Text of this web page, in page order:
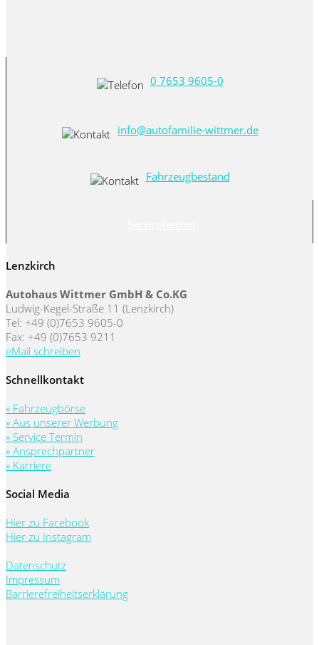
0 7653 9605-0
info@autofamilie-wittmer.de
Fahrzeugbestand
Lenzkirch
Autohaus Wittmer GmbH & Co.KG
Ludwig-Kegel-Straße 11 (Lenzkirch)
Tel: +49 (0)7653 9605-0
Fax: +49 (0)7653 9211
eMail schreiben
Schnellkontakt
» Fahrzeugbörse
» Aus unserer Werbung
» Service Termin
» Ansprechpartner
» Karriere
Social Media
Hier zu Facebook
Hier zu Instagram
Datenschutz
Impressum
Barrierefreiheitserklärung